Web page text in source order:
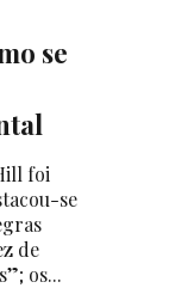
se
foi
se
de
os...